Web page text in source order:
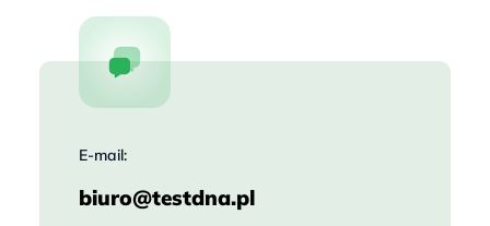
E-mail:
biuro@testdna.pl